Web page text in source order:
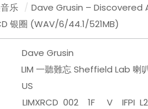
乐 / Dave Grusin – Discovered
银圈 (WAV/6/44.1/521MB)
Grusin
一聽難忘 Sheffield Lab 喇叭
US
002 1F V IFPI